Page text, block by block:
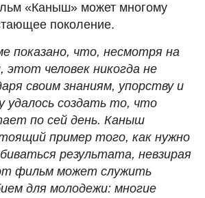
«Каныш» может многому
поколение.
показано, что, несмотря на
этот человек никогда не
своим знаниям, упорству и
удалось создать то, что
по сей день. Каныш
пример того, как нужно
результата, невзирая
фильм может служить
для молодежи: многие